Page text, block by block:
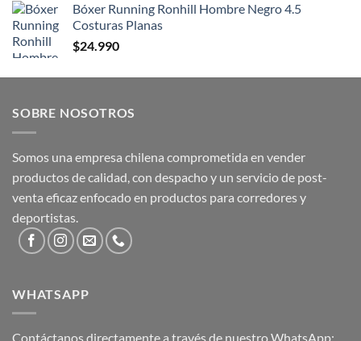
Bóxer Running Ronhill Hombre Negro 4.5
Costuras Planas
$24.990
SOBRE NOSOTROS
Somos una empresa chilena comprometida en vender
productos de calidad, con despacho y un servicio de post-
venta eficaz enfocado en productos para corredores y
deportistas.
WHATSAPP
Contáctanos directamente a través de nuestro WhatsApp: